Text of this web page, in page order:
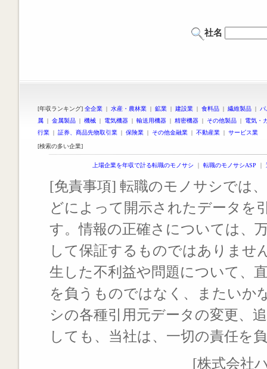
社名
[年収ランキング] 全企業 | 水産・農林業 | 鉱業 | 建設業 | 食料品 | 繊維製品 |
属 | 金属製品 | 機械 | 電気機器 | 輸送用機器 | 精密機器 | その他製品 | 電気・
行業 | 証券、商品先物取引業 | 保険業 | その他金融業 | 不動産業 | サービス業
[検索の多い企業]
上場企業を年収で計る転職のモノサシ ｜ 転職のモノサシASP ｜
[免責事項] 転職のモノサシでは
どによって開示されたデータを
す。情報の正確さについては、
して保証するものではありませ
生した不利益や問題について、
を負うものではなく、またいか
シの各種引用元データの変更、
しても、当社は、一切の責任を
[株式会社